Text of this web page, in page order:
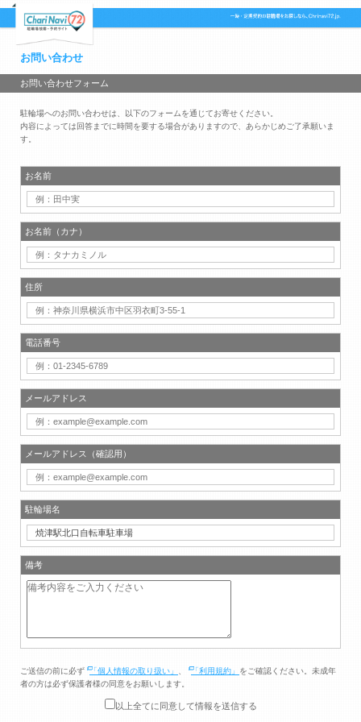
お問い合わせ
お問い合わせフォーム
駐輪場へのお問い合わせは、以下のフォームを通じてお寄せください。
内容によっては回答までに時間を要する場合がありますので、あらかじめご了承願いま
す。
お名前
お名前（カナ）
住所
電話番号
メールアドレス
メールアドレス（確認用）
駐輪場名
備考
ご送信の前に必ず 「個人情報の取り扱い」 「利用規約」 をご確認ください。未成年
者の方は必ず保護者様の同意をお願いします。
以上全てに同意して情報を送信する